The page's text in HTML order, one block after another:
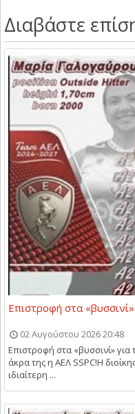
Διαβάστε
Επιστροφή στα
02 Αυγούστου 2026 20:48
Επιστροφή στα «βυσσινί»
άκρα της η ΑΕΛ SSPC! ​Η
ιδιαίτερη ...